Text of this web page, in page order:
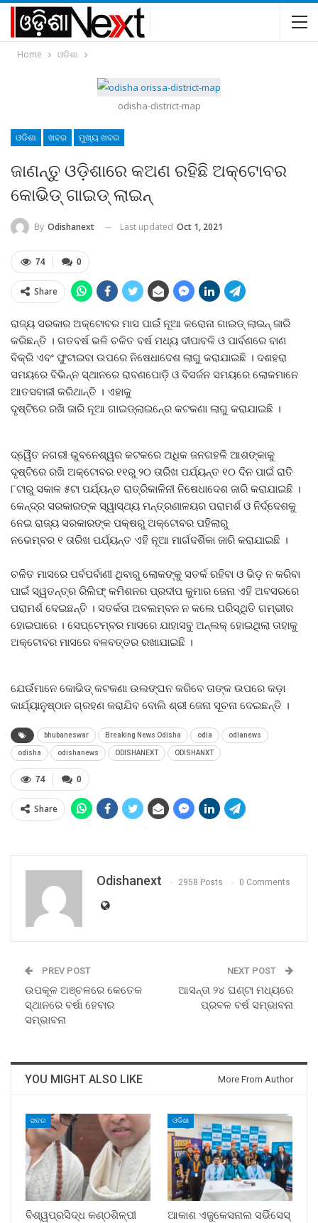
Home ଓଡିଶା
odisha-district-map
ଓଡିଶା ଖବର ମୁଖ୍ୟ ଖବର
ଜାଣନ୍ତୁ ଓଡ଼ିଶାରେ କଅଣ ରହିଛି ଅକ୍ଟୋବର
କୋଭିଡ୍‌ ଗାଇଡ୍‌ ଲାଇନ୍‌
By Odishanext Last updated Oct 1, 2021
0
74
Share
ରାଜ୍ୟ ସରକାର ଅକ୍ଟୋବର ମାସ ପାଇଁ ନୂଆ କରୋନା ଗାଇଡ୍‍ ଲାଇନ୍‍ ଜାରି
କରିଛନ୍ତି । ଗତବର୍ଷ ଭଳି ଚଳିତ ବର୍ଷ ମଧ୍ୟ ଦୀପାବଳି ଓ ପାର୍ବଣରେ ବାଣ
ବିକ୍ରି ଏବଂ ଫୁଟାଇବା ଉପରେ ନିଷେଧାଦେଶ ଲାଗୁ କରାଯାଇଛି । ଦଶହରା
ସମୟରେ ବିଭିନ୍ନ ସ୍ଥାନରେ ରାବଣପୋଡ଼ି ଓ ବିସର୍ଜନ ସମୟରେ ଲୋକମାନେ
ଆତସବାଜୀ କରିଥାନ୍ତି । ଏହାକୁ
ଦୃଷ୍ଟିରେ ରଖି ଜାରି ନୂଆ ଗାଇଡ୍‍ଲାଇନ୍‍ରେ କଟକଣା ଲାଗୁ କରାଯାଇଛି ।
ଦ୍ୱୈତ ନଗରୀ ଭୁବନେଶ୍ୱର କଟକରେ ଅଧିକ ଜନଗହଳି ଆଶଙ୍କାକୁ
ଦୃଷ୍ଟିରେ ରଖି ଅକ୍ଟୋବର ୧୧ରୁ ୨୦ ତାରିଖ ପର୍ଯ୍ୟନ୍ତ ୧୦ ଦିନ ପାଇଁ ରାତି
୮ଟାରୁ ସକାଳ ୫ଟା ପର୍ଯ୍ୟନ୍ତ ରାତ୍ରିକାଳିନୀ ନିଷେଧାଦେଶ ଜାରି କରାଯାଇଛି ।
କେନ୍ଦ୍ର ସରକାରଙ୍କ ସ୍ୱାସ୍ଥ୍ୟ ମନ୍ତ୍ରଣାଳୟର ପରାମର୍ଶ ଓ ନିର୍ଦ୍ଦେଶକୁ
ନେଇ ରାଜ୍ୟ ସରକାରଙ୍କ ପକ୍ଷରୁ ଅକ୍ଟୋବର ପହିଲାରୁ
ନଭେମ୍ବର ୧ ତାରିଖ ପର୍ଯ୍ୟନ୍ତ ଏହି ନୂଆ ମାର୍ଗଦର୍ଶିକା ଜାରି କରାଯାଇଛି ।
ଚଳିତ ମାସରେ ପର୍ବପର୍ବାଣୀ ଥିବାରୁ ଲୋକଙ୍କୁ ସତର୍କ ରହିବା ଓ ଭିଡ଼ ନ କରିବା
ପାଇଁ ସ୍ୱତନ୍ତ୍ର ରିଲିଫ୍‍ କମିଶନର ପ୍ରଦୀପ କୁମାର ଜେନା ଏହି ଅବସରରେ
ପରାମର୍ଶ ଦେଇଛନ୍ତି । ସତର୍କତା ଅବଲମ୍ବନ ନ କଲେ ପରିସ୍ଥିତି ଗମ୍ଭୀର
ହୋଇପାରେ । ସେପ୍ଟେମ୍ବର ମାସରେ ଯାହାସବୁ ଅନ୍‍ଲକ୍‍ ହୋଇଥିଲା ତାହାକୁ
ଅକ୍ଟୋବର ମାସରେ ବଳବତ୍ତର ରଖାଯାଇଛି ।
ଯେଉଁମାନେ କୋଭିଡ୍‍ କଟକଣା ଉଲଙ୍ଘନ କରିବେ ତାଙ୍କ ଉପରେ କଡ଼ା
କାର୍ଯ୍ୟାନୁଷ୍ଠାନ ଗ୍ରହଣ କରାଯିବ ବୋଲି ଶ୍ରୀ ଜେନା ସୂଚନା ଦେଇଛନ୍ତି ।
bhubaneswar Breaking News Odisha odia odianews
odisha odishanews ODISHANEXT ODISHANXT
0
74
Share
Odishanext 2958 Posts 0 Comments
PREV POST
ଉପକୂଳ ଅଞ୍ଚଳରେ କେତେକ
ସ୍ଥାନରେ ବର୍ଷା ହେବାର
ସମ୍ଭାବନା
NEXT POST
ଆସନ୍ତା ୨୪ ଘଣ୍ଟା ମଧ୍ୟରେ
ପ୍ରବଳ ବର୍ଷ ସମ୍ଭାବନା
YOU MIGHT ALSO LIKE More From Author
ଖବର
ବିଶ୍ୱପ୍ରସିଦ୍ଧ କଣ୍ଠଶିଳ୍ପୀ
ଓଡିଶା
ଆକାଶ ଏଜୁକେସନାଲ ସର୍ଭିସେସ୍